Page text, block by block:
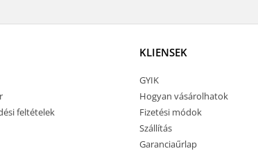
feltételek
KLIENSEK
GYIK
Hogyan vásárolhatok
Fizetési módok
Szállítás
Garanciaűrlap